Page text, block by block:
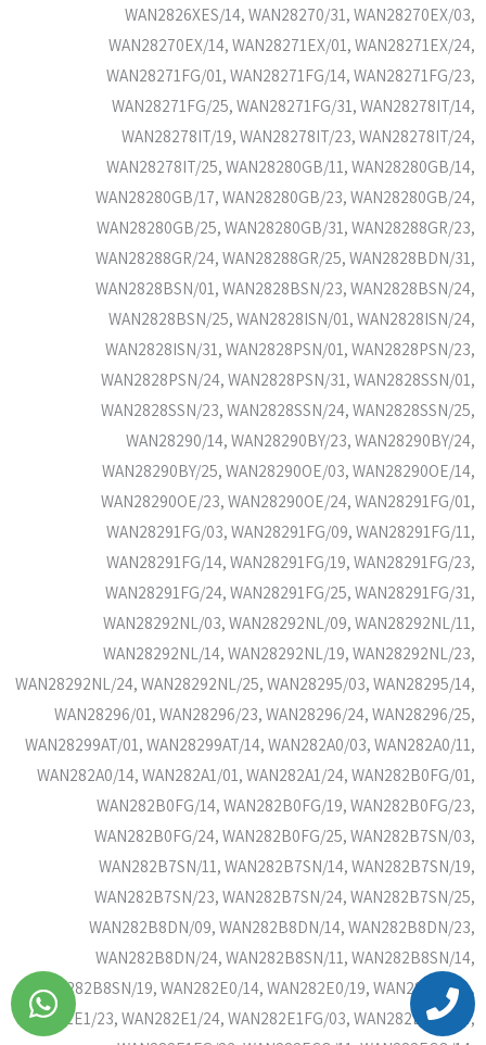
WAN2826XES/14, WAN28270/31, WAN28270EX/03,
WAN28270EX/14, WAN28271EX/01, WAN28271EX/24,
WAN28271FG/01, WAN28271FG/14, WAN28271FG/23,
WAN28271FG/25, WAN28271FG/31, WAN28278IT/14,
WAN28278IT/19, WAN28278IT/23, WAN28278IT/24,
WAN28278IT/25, WAN28280GB/11, WAN28280GB/14,
WAN28280GB/17, WAN28280GB/23, WAN28280GB/24,
WAN28280GB/25, WAN28280GB/31, WAN28288GR/23,
WAN28288GR/24, WAN28288GR/25, WAN2828BDN/31,
WAN2828BSN/01, WAN2828BSN/23, WAN2828BSN/24,
WAN2828BSN/25, WAN2828ISN/01, WAN2828ISN/24,
WAN2828ISN/31, WAN2828PSN/01, WAN2828PSN/23,
WAN2828PSN/24, WAN2828PSN/31, WAN2828SSN/01,
WAN2828SSN/23, WAN2828SSN/24, WAN2828SSN/25,
WAN28290/14, WAN28290BY/23, WAN28290BY/24,
WAN28290BY/25, WAN28290OE/03, WAN28290OE/14,
WAN28290OE/23, WAN28290OE/24, WAN28291FG/01,
WAN28291FG/03, WAN28291FG/09, WAN28291FG/11,
WAN28291FG/14, WAN28291FG/19, WAN28291FG/23,
WAN28291FG/24, WAN28291FG/25, WAN28291FG/31,
WAN28292NL/03, WAN28292NL/09, WAN28292NL/11,
WAN28292NL/14, WAN28292NL/19, WAN28292NL/23,
WAN28292NL/24, WAN28292NL/25, WAN28295/03, WAN28295/14,
WAN28296/01, WAN28296/23, WAN28296/24, WAN28296/25,
WAN28299AT/01, WAN28299AT/14, WAN282A0/03, WAN282A0/11,
WAN282A0/14, WAN282A1/01, WAN282A1/24, WAN282B0FG/01,
WAN282B0FG/14, WAN282B0FG/19, WAN282B0FG/23,
WAN282B0FG/24, WAN282B0FG/25, WAN282B7SN/03,
WAN282B7SN/11, WAN282B7SN/14, WAN282B7SN/19,
WAN282B7SN/23, WAN282B7SN/24, WAN282B7SN/25,
WAN282B8DN/09, WAN282B8DN/14, WAN282B8DN/23,
WAN282B8DN/24, WAN282B8SN/11, WAN282B8SN/14,
WAN282B8SN/19, WAN282E0/14, WAN282E0/19, WAN282E1/01,
WAN282E1/23, WAN282E1/24, WAN282E1FG/03, WAN282E1FG/14,